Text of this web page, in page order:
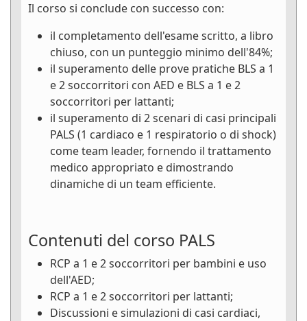
Il corso si conclude con successo con:
il completamento dell'esame scritto, a libro
chiuso, con un punteggio minimo dell'84%;
il superamento delle prove pratiche BLS a 1
e 2 soccorritori con AED e BLS a 1 e 2
soccorritori per lattanti;
il superamento di 2 scenari di casi principali
PALS (1 cardiaco e 1 respiratorio o di shock)
come team leader, fornendo il trattamento
medico appropriato e dimostrando
dinamiche di un team efficiente.
Contenuti del corso PALS
RCP a 1 e 2 soccorritori per bambini e uso
dell'AED;
RCP a 1 e 2 soccorritori per lattanti;
Discussioni e simulazioni di casi cardiaci,